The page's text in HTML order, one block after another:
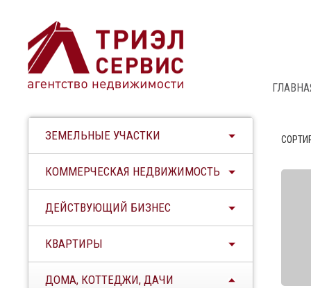
ЗЕМЕЛЬНЫЕ УЧАСТКИ
КОММЕРЧЕСКАЯ НЕДВИЖИМОСТЬ
ДЕЙСТВУЮЩИЙ БИЗНЕС
КВАРТИРЫ
ДОМА, КОТТЕДЖИ, ДАЧИ